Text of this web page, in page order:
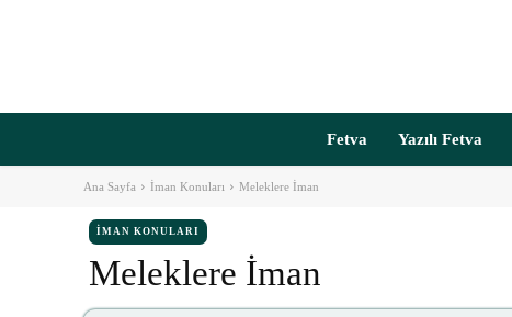
Fetva Yazılı Fetva
Ana Sayfa İman Konuları Meleklere İman
İMAN KONULARI
Meleklere İman